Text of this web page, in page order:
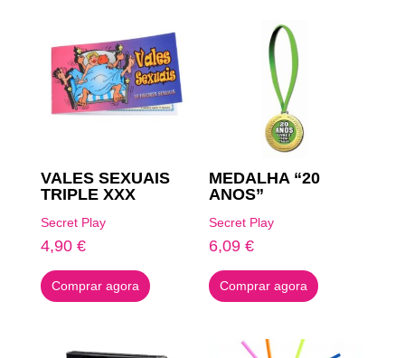
VALES SEXUAIS
TRIPLE XXX
Secret Play
4,90 €
Comprar agora
MEDALHA “20
ANOS”
Secret Play
6,09€
Comprar agora